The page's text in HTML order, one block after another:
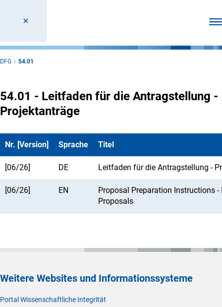
DFG 54.01
54.01 - Leitfaden für die Antragstellung -
Projektanträge
Nr. [Version] Sprache Titel
[06/26] DE Leitfaden für die Antragstellung -
[06/26] EN
Proposal Preparation Instructions -
Proposals
Weitere Websites und Informationssysteme
Portal Wissenschaftliche Integrität